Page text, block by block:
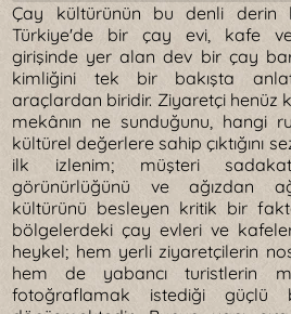
Çay kültürünün bu denli derin
Türkiye'de bir çay evi, kafe
girişinde yer alan dev bir çay
kimliğini tek bir bakışta
araçlardan biridir. Ziyaretçi henüz
mekânın ne sunduğunu, hangi
kültürel değerlere sahip çıktığını
ilk izlenim; müşteri
görünürlüğünü ve ağızdan
kültürünü besleyen kritik bir
bölgelerdeki çay evleri ve
heykel; hem yerli ziyaretçilerin
hem de yabancı turistlerin
fotoğraflamak istediği güçlü